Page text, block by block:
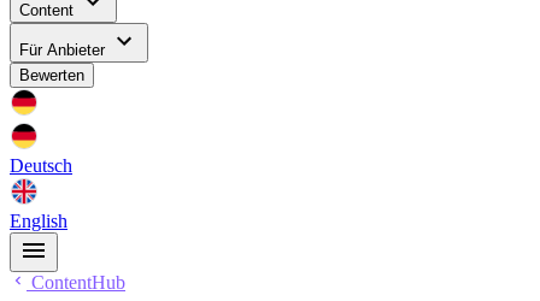
Content
Für Anbieter
Bewerten
Deutsch
English
ContentHub